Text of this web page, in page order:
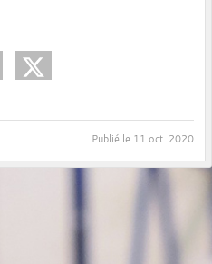
Publié le 11 oct. 2020